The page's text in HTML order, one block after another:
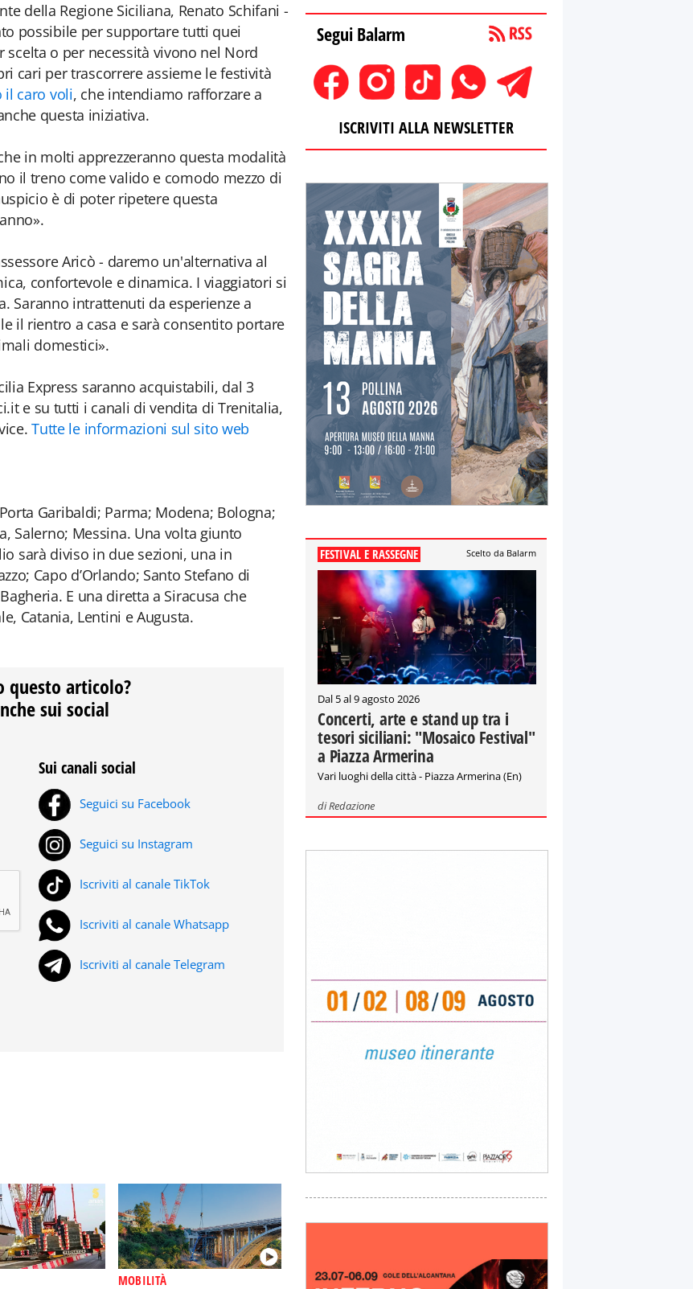
della Regione Siciliana, Renato Schifani -
possibile per supportare tutti quei
o per necessità vivono nel Nord
cari per trascorrere assieme le festività
il caro voli, che intendiamo rafforzare a
questa iniziativa.
in molti apprezzeranno questa modalità
il treno come valido e comodo mezzo di
è di poter ripetere questa
Aricò - daremo un'alternativa al
confortevole e dinamica. I viaggiatori si
Saranno intrattenuti da esperienze a
il rientro a casa e sarà consentito portare
domestici».
Express saranno acquistabili, dal 3
e su tutti i canali di vendita di Trenitalia,
Tutte le informazioni sul sito web
Garibaldi; Parma; Modena; Bologna;
Salerno; Messina. Una volta giunto
sarà diviso in due sezioni, una in
Capo d’Orlando; Santo Stefano di
E una diretta a Siracusa che
Catania, Lentini e Augusta.
questo articolo?
sui social
Sui canali social
Seguici su Facebook
Seguici su Instagram
Iscriviti al canale TikTok
Iscriviti al canale Whatsapp
Iscriviti al canale Telegram
MOBILITÀ
Segui Balarm
ISCRIVITI ALLA NEWSLETTER
FESTIVAL E RASSEGNE Scelto da Balarm
Dal 5 al 9 agosto 2026
Concerti, arte e stand up tra i
tesori siciliani: "Mosaico Festival"
a Piazza Armerina
Vari luoghi della città - Piazza Armerina (En)
diRedazione